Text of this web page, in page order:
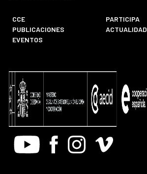
CCE
PARTICIPA
PUBLICACIONES
ACTUALIDAD
EVENTOS
Youtube FacebookInstagram
Vimeo